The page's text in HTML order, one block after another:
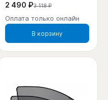
2 490 ₽3 118 ₽
Оплата только онлайн
В корзину